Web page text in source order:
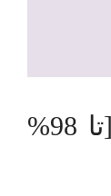
خرید pdf کتاب خارجی [تا 98%